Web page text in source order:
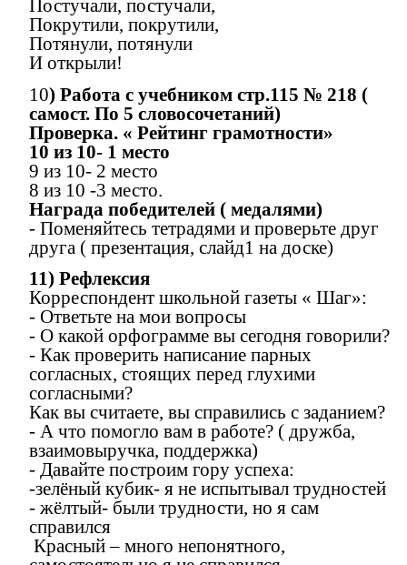
Постучали, постучали,
Покрутили, покрутили,
Потянули, потянули
И открыли!
10) Работа с учебником стр.115 № 218 (
самост. По 5 словосочетаний)
Проверка. « Рейтинг грамотности»
10 из 10- 1 место
9 из 10- 2 место
8 из 10 -3 место.
Награда победителей ( медалями)
- Поменяйтесь тетрадями и проверьте друг
друга ( презентация, слайд1 на доске)
11) Рефлексия
Корреспондент школьной газеты « Шаг»:
- Ответьте на мои вопросы
- О какой орфограмме вы сегодня говорили?
- Как проверить написание парных
согласных, стоящих перед глухими
согласными?
Как вы считаете, вы справились с заданием?
- А что помогло вам в работе? ( дружба,
взаимовыручка, поддержка)
- Давайте построим гору успеха:
-зелёный кубик- я не испытывал трудностей
- жёлтый- были трудности, но я сам
справился
Красный – много непонятного,